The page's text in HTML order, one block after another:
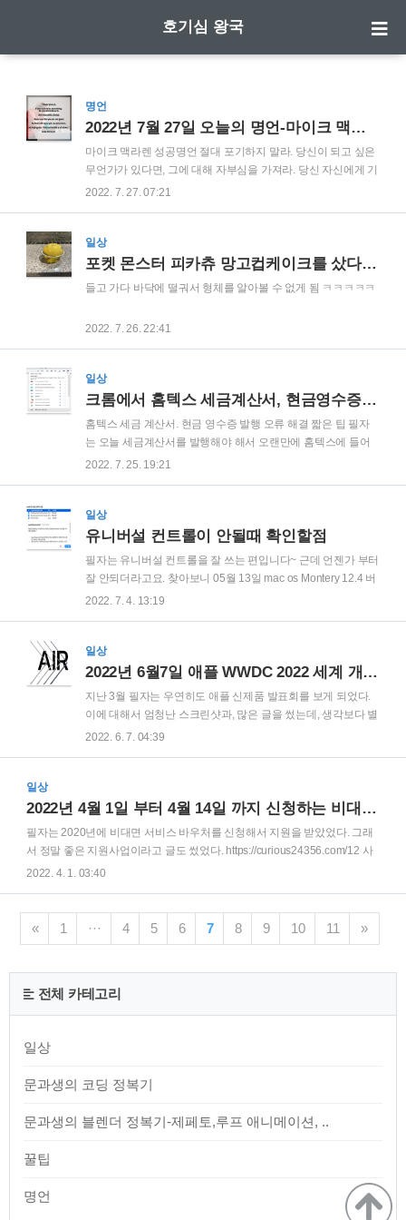
호기심 왕국
명언
2022년 7월 27일 오늘의 명언-마이크 맥라렌 성공명언
마이크 맥라렌 성공명언 절대 포기하지 말라. 당신이 되고 싶은
무언가가 있다면, 그에 대해 자부심을 가져라. 당신 자신에게 기
회를 주어라. 스스로가 형편없다고 생각하지 말라. 그래봐야 아
something, be conceited about it. Give yourself a chance.
Never say that you are not good, for that will never get you
Maclaren-
2022. 7. 27. 07:21
일상
포켓 몬스터 피카츄 망고컵케이크를 샀다 그런데....
들고 가다 바닥에 떨궈서 형체를 알아볼 수 없게 됨 ㅋㅋㅋㅋㅋ
2022. 7. 26. 22:41
일상
크롬에서 홈텍스 세금계산서, 현금영수증 발행 오류 해결하기
홈텍스 세금 계산서. 현금 영수증 발행 오류 해결 짧은 팁 필자
는 오늘 세금계산서를 발행해야 해서 오랜만에 홈텍스에 들어
갔다. 그런데 아무리 눌러도 공인인증서화면이 안뜨는 것이다.
저 크롤 상단 오른쪽에 퍼즐모양의 확장프로그램 창을 활성화
시킨다. 그다음 가장 아래 확장 프로그램 관리를 누른다. 확장프
꺼주고 진행 하면 된다.
2022. 7. 25. 19:21
일상
유니버설 컨트롤이 안될때 확인할점
필자는 유니버설 컨트롤을 잘 쓰는 편입니다~ 근데 언젠가 부터
잘 안되더라고요. 찾아보니 05월 13일 mac os Montery 12.4 버
전이 출시 됬고, 이제는 유니버설 컨트롤을 하기 위해서는 맥은
구나 싶어서 확인해보니 12.4 로 업데이트를 안했네요. 업데이
트 하고 나니까 아주 잘 됩니다. 이때 저장공간이 약 14~15 기가
런데 이래도 안된다 하면, 요고한번 확인 해보세요^^
https://curious24356.com/26 감사합니다~
2022. 7. 4. 13:19
일상
2022년 6월7일 애플 WWDC 2022 세계 개발자 콘퍼런스 소식-M2칩 탑재 맥북 에어, 맥북 프로, Mac OS 13, IOS16, IPad OS16
지난 3월 필자는 우연히도 애플 신제품 발표회를 보게 되었다.
이에 대해서 엄청난 스크린샷과, 많은 글을 썼는데, 생각보다 별
로 반응이 없어서 오늘은 그것 보다 짧게 필자가 생각 했을때 중
이거나 우리나라에는 해당되지 않는 기능이고, 사람들이 많이
https://www.youtube.com/watch?v=jwmS1gc9S5A&t=2s 요것
은 맥북 에어 광고 비디오 M2 칩이 탑재된 Macbook Air 와
Macbook Pro 13인치 많은 예측에서 M2 칩이 탑재된..
2022. 6. 7. 04:39
일상
2022년 4월 1일 부터 4월 14일 까지 신청하는 비대면 서비스 바우처 수요기업 요약 정리(2020년 2021년과의 차이 정리)
필자는 2020년에 비대면 서비스 바우처를 신청해서 지원을 받았었다. 그래
서 정말 좋은 지원사업이라고 글도 썼었다. https://curious24356.com/12 사
업자라면 비대면 서비스 바우처 사업 꼭 꼭 신청하세요 필자는 다른 포스팅
면 서비스 바우처 사 curious24356.com 그때는 초기여서 모든 중소기업이
지원을 받을 수 있었고, 1인기업도 받을 수 있었다. 하지만, 이제는 아니라고
2022. 4. 1. 03:40
« 1 ··· 4 5 6 7 8 9 10 11 »
전체 카테고리
일상
문과생의 코딩 정복기
문과생의 블렌더 정복기-제페토,루프 애니메이션, ..
꿀팁
명언